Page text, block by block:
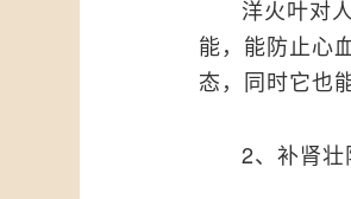
洋火叶对
能，能防止心
态，同时它也
2、补肾壮